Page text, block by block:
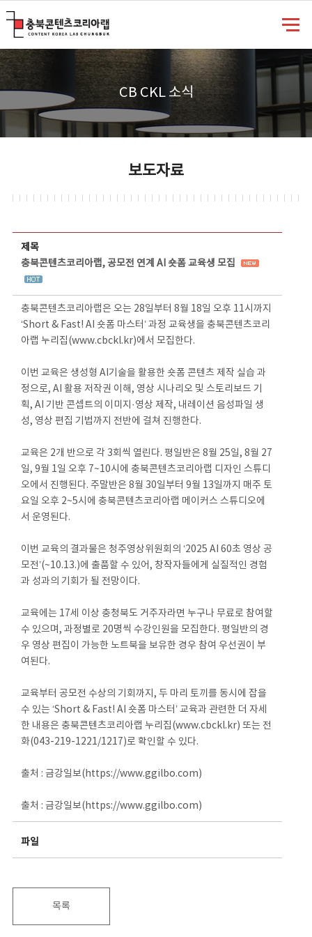
CB CKL 소식
보도자료
제목
충북콘텐츠코리아랩, 공모전 연계 AI 숏폼 교육생 모집
충북콘텐츠코리아랩은 오는 28일부터 8월 18일 오후 11시까지
‘Short & Fast! AI 숏폼 마스터’ 과정 교육생을 충북콘텐츠코리
아랩 누리집(www.cbckl.kr)에서 모집한다.
이번 교육은 생성형 AI기술을 활용한 숏폼 콘텐츠 제작 실습 과
정으로, AI 활용 저작권 이해, 영상 시나리오 및 스토리보드 기
획, AI 기반 콘셉트의 이미지·영상 제작, 내레이션 음성파일 생
성, 영상 편집 기법까지 전반에 걸쳐 진행한다.
교육은 2개 반으로 각 3회씩 열린다. 평일반은 8월 25일, 8월 27
일, 9월 1일 오후 7~10시에 충북콘텐츠코리아랩 디자인 스튜디
오에서 진행된다. 주말반은 8월 30일부터 9월 13일까지 매주 토
요일 오후 2~5시에 충북콘텐츠코리아랩 메이커스 스튜디오에
서 운영된다.
이번 교육의 결과물은 청주영상위원회의 ‘2025 AI 60초 영상 공
모전’(~10.13.)에 출품할 수 있어, 창작자들에게 실질적인 경험
과 성과의 기회가 될 전망이다.
교육에는 17세 이상 충청북도 거주자라면 누구나 무료로 참여할
수 있으며, 과정별로 20명씩 수강인원을 모집한다. 평일반의 경
우 영상 편집이 가능한 노트북을 보유한 경우 참여 우선권이 부
여된다.
교육부터 공모전 수상의 기회까지, 두 마리 토끼를 동시에 잡을
수 있는 ‘Short & Fast! AI 숏폼 마스터’ 교육과 관련한 더 자세
한 내용은 충북콘텐츠코리아랩 누리집(www.cbckl.kr) 또는 전
화(043-219-1221/1217)로 확인할 수 있다.
출처 : 금강일보(https://www.ggilbo.com)
출처 : 금강일보(https://www.ggilbo.com)
파일
목록